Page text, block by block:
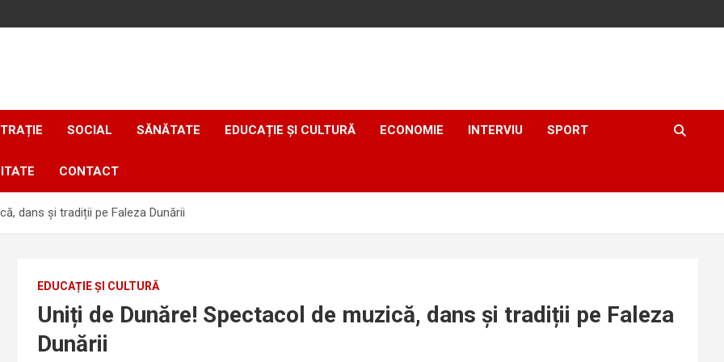
SOCIAL SĂNĂTATE EDUCAȚIE ȘI CULTURĂ ECONOMIE INTERVIU SPORT
CONTACT
dans și tradiții pe Faleza Dunării
EDUCAȚIE ȘI CULTURĂ
Uniți de Dunăre! Spectacol de muzică, dans și tradiții pe Faleza
Dunării